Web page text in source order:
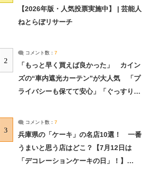
【2026年版・人気投票実施中】 | 芸能人
ねとらぼリサーチ
2
コメント数： 7
「もっと早く買えば良かった」 カイン
ズの“車内遮光カーテン”が大人気 「プ
ライバシーも保てて安心」「ぐっすり眠
3
コメント数： 7
兵庫県の「ケーキ」の名店10選！ 一番
うまいと思う店はどこ？【7月12日は
「デコレーションケーキの日」！】